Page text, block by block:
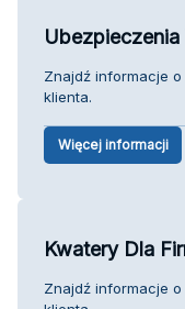
Ubezpieczenia
Znajdź informacje o
klienta.
Więcej informacji
Kwatery Dla
Znajdź informacje o